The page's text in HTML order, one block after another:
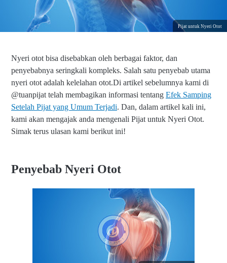
Pijat untuk Nyeri Otot
Nyeri otot bisa disebabkan oleh berbagai faktor, dan
penyebabnya seringkali kompleks. Salah satu penyebab utama
nyeri otot adalah kelelahan otot.Di artikel sebelumnya kami di
@tuanpijat telah membagikan informasi tentang Efek Samping
Setelah Pijat yang Umum Terjadi. Dan, dalam artikel kali ini,
kami akan mengajak anda mengenali Pijat untuk Nyeri Otot.
Simak terus ulasan kami berikut ini!
Penyebab Nyeri Otot